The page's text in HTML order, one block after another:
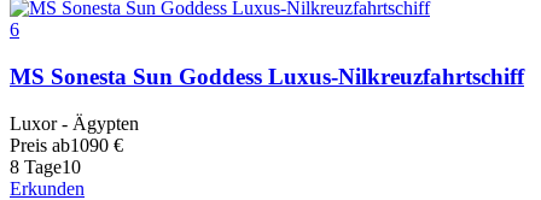
6
MS Sonesta Sun Goddess Luxus-Nilkreuzfahrtschiff
Luxor - Ägypten
Preis ab1090 €
8 Tage10
Erkunden